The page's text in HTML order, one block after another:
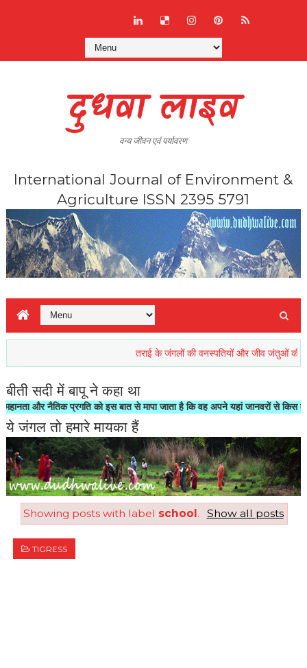
दुधवा लाइव
वन्य जीवन एवं पर्यावरण
International Journal of Environment &
Agriculture ISSN 2395 5791
तराई के जंगलों की वनस्पतियों और जीव जंतुओं की
बीती सदी में बापू ने कहा था
और नैतिक प्रगति को इस बात से मापा जाता है कि वह अपने यहां जानवरों से किस तरह का
ये जंगल तो हमारे मायका हैं
Showing posts with label school. Show all posts
TIGRESS